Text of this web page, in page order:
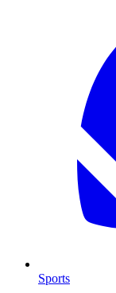
Sports